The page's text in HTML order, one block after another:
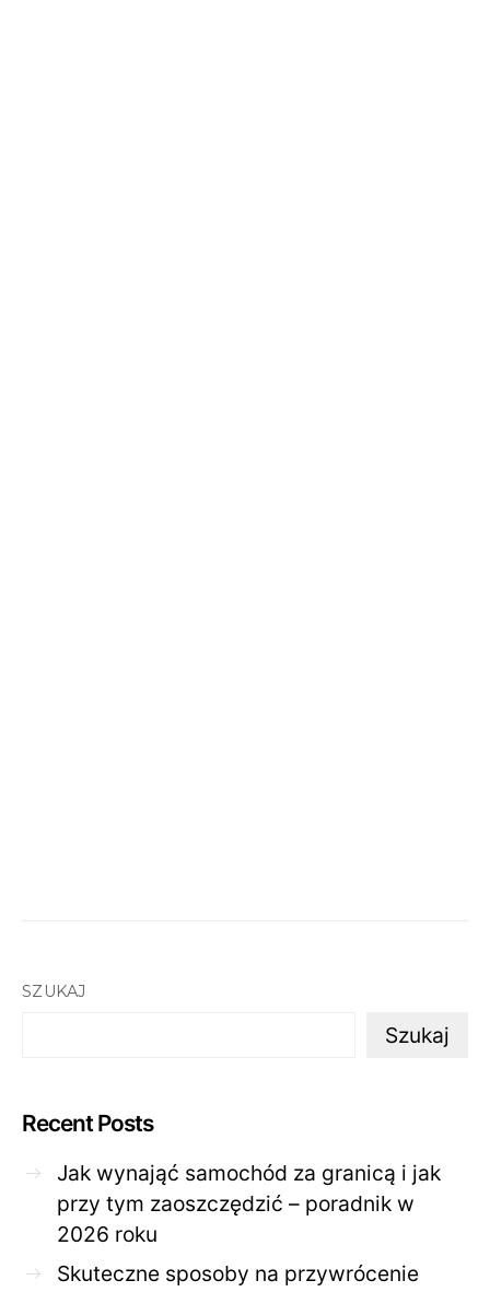
SZUKAJ
Szukaj
Recent Posts
Jak wynająć samochód za granicą i jak
przy tym zaoszczędzić – poradnik w
2026 roku
Skuteczne sposoby na przywrócenie